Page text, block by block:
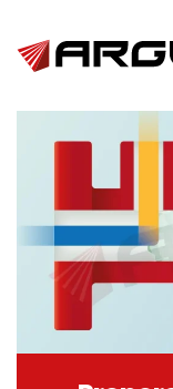
Skip to main